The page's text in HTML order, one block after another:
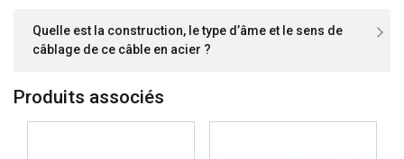
Quelle est la construction, le type d’âme et le sens de
câblage de ce câble en acier ?
Produits associés